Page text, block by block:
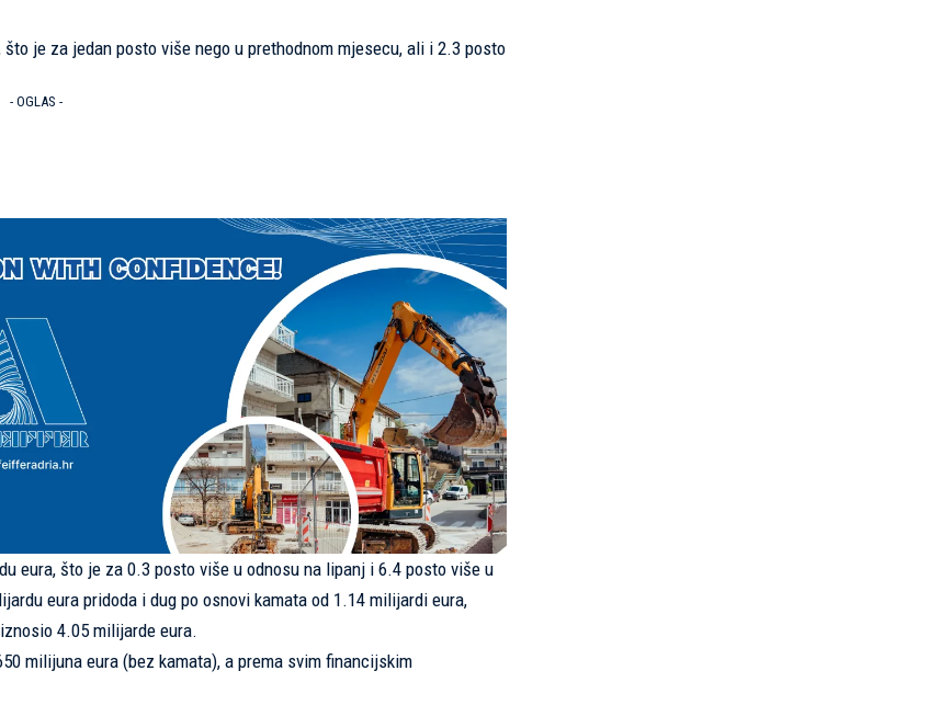
je za jedan posto više nego u prethodnom mjesecu, ali i 2.3 posto
- OGLAS -
eura, što je za 0.3 posto više u odnosu na lipanj i 6.4 posto više u
eura pridoda i dug po osnovi kamata od 1.14 milijardi eura,
4.05 milijarde eura.
milijuna eura (bez kamata), a prema svim financijskim